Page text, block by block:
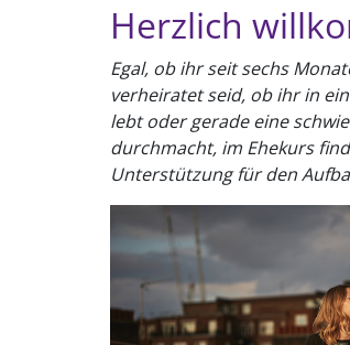
Herzlich
Egal, ob ihr seit sechs
verheiratet seid, ob ihr in
lebt oder gerade eine
durchmacht, im Ehekurs
Unterstützung für den